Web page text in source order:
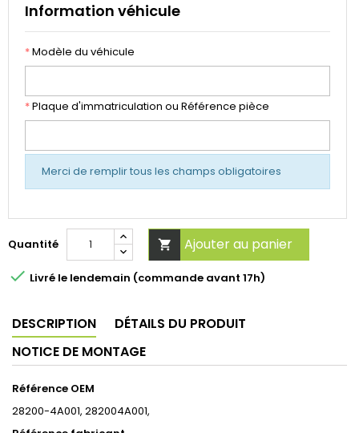
Information véhicule
*Modèle du véhicule
*Plaque d'immatriculation ou Référence pièce
Merci de remplir tous les champs obligatoires
Quantité  Ajouter au panier
 Livré le lendemain (commande avant 17h)
DESCRIPTION
DÉTAILS DU PRODUIT
NOTICE DE MONTAGE
Référence OEM
28200-4A001, 282004A001,